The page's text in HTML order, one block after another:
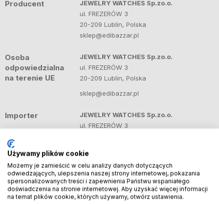
Producent
JEWELRY WATCHES Sp.zo.o.
ul. FREZERÓW 3
20-209 Lublin, Polska
sklep@edibazzar.pl
Osoba
odpowiedzialna
na terenie UE
JEWELRY WATCHES Sp.zo.o.
ul. FREZERÓW 3
20-209 Lublin, Polska
sklep@edibazzar.pl
Importer
JEWELRY WATCHES Sp.zo.o.
ul. FREZERÓW 3
Produkty powiązane Zobacz więcej
Używamy plików cookie
Możemy je zamieścić w celu analizy danych dotyczących
odwiedzających, ulepszenia naszej strony internetowej, pokazania
spersonalizowanych treści i zapewnienia Państwu wspaniałego
doświadczenia na stronie internetowej. Aby uzyskać więcej informacji
na temat plików cookie, których używamy, otwórz ustawienia.